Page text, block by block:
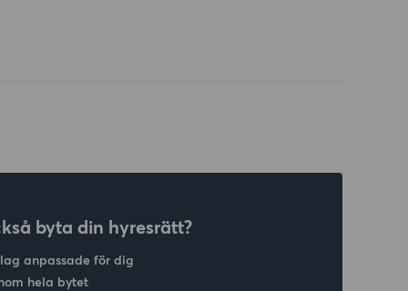
byta din hyresrätt?
anpassade för dig
hela bytet